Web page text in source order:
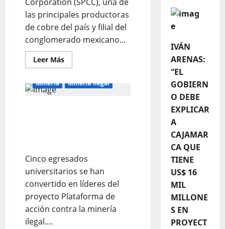
las principales productoras
de cobre del país y filial del
conglomerado mexicano...
Leer Más
Mineria Mineria Ilegal
Cinco egresados
universitarios se han
convertido en líderes del
proyecto Plataforma de
acción contra la minería
ilegal....
IVÁN
ARENAS:
“EL
GOBIERN
O DEBE
EXPLICAR
A
CAJAMAR
CA QUE
TIENE
US$ 16
MIL
MILLONE
S EN
PROYECT